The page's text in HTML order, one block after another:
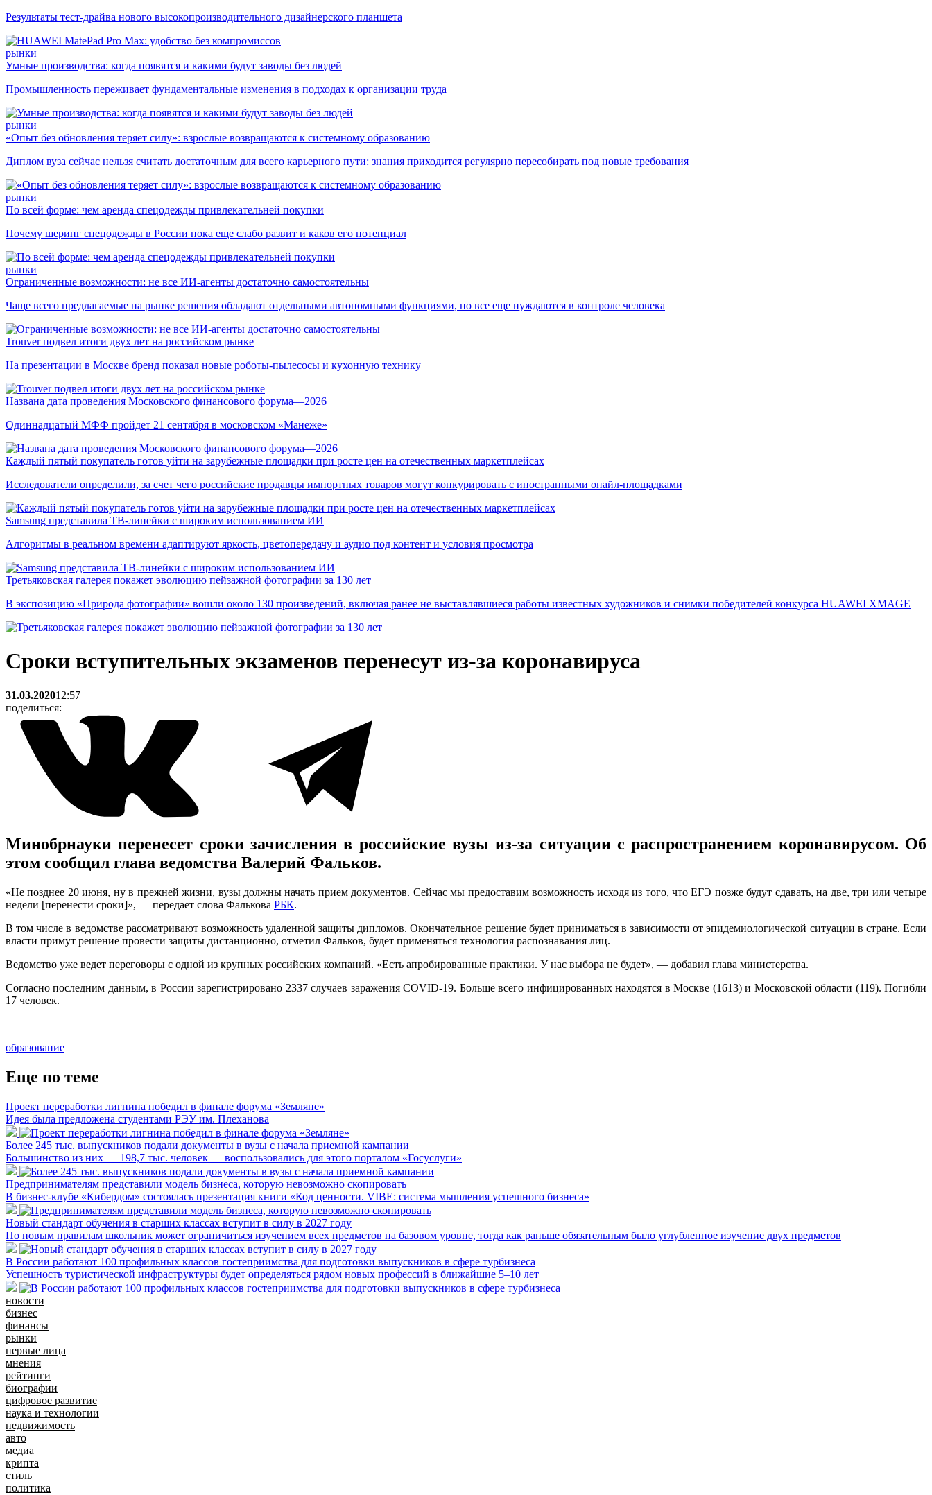
Результаты тест-драйва нового высокопроизводительного дизайнерского планшета
рынки
Умные производства: когда появятся и какими будут заводы без людей
Промышленность переживает фундаментальные изменения в подходах к организации труда
рынки
«Опыт без обновления теряет силу»: взрослые возвращаются к системному образованию
Диплом вуза сейчас нельзя считать достаточным для всего карьерного пути: знания приходится регулярно пересобирать под новые требования
рынки
По всей форме: чем аренда спецодежды привлекательней покупки
Почему шеринг спецодежды в России пока еще слабо развит и каков его потенциал
рынки
Ограниченные возможности: не все ИИ-агенты достаточно самостоятельны
Чаще всего предлагаемые на рынке решения обладают отдельными автономными функциями, но все еще нуждаются в контроле человека
Trouver подвел итоги двух лет на российском рынке
На презентации в Москве бренд показал новые роботы-пылесосы и кухонную технику
Названа дата проведения Московского финансового форума—2026
Одиннадцатый МФФ пройдет 21 сентября в московском «Манеже»
Каждый пятый покупатель готов уйти на зарубежные площадки при росте цен на отечественных маркетплейсах
Исследователи определили, за счет чего российские продавцы импортных товаров могут конкурировать с иностранными онайл-площадками
Samsung представила ТВ-линейки с широким использованием ИИ
Алгоритмы в реальном времени адаптируют яркость, цветопередачу и аудио под контент и условия просмотра
Третьяковская галерея покажет эволюцию пейзажной фотографии за 130 лет
В экспозицию «Природа фотографии» вошли около 130 произведений, включая ранее не выставлявшиеся работы известных художников и снимки победителей конкурса HUAWEI XMAGE
Сроки вступительных экзаменов перенесут из-за коронавируса
31.03.202012:57
поделиться:
Минобрнауки перенесет сроки зачисления в российские вузы из-за ситуации с распространением коронавирусом. Об
этом сообщил глава ведомства Валерий Фальков.
«Не позднее 20 июня, ну в прежней жизни, вузы должны начать прием документов. Сейчас мы предоставим возможность исходя из того, что ЕГЭ позже будут сдавать, на две, три или четыре
недели [перенести сроки]», — передает слова Фалькова РБК.
В том числе в ведомстве рассматривают возможность удаленной защиты дипломов. Окончательное решение будет приниматься в зависимости от эпидемиологической ситуации в стране. Если
власти примут решение провести защиты дистанционно, отметил Фальков, будет применяться технология распознавания лиц.
Ведомство уже ведет переговоры с одной из крупных российских компаний. «Есть апробированные практики. У нас выбора не будет», — добавил глава министерства.
Согласно последним данным, в России зарегистрировано 2337 случаев заражения COVID-19. Больше всего инфицированных находятся в Москве (1613) и Московской области (119). Погибли
17 человек.
образование
Еще по теме
Проект переработки лигнина победил в финале форума «Земляне»
Идея была предложена студентами РЭУ им. Плеханова
Более 245 тыс. выпускников подали документы в вузы с начала приемной кампании
Большинство из них — 198,7 тыс. человек — воспользовались для этого порталом «Госуслуги»
Предпринимателям представили модель бизнеса, которую невозможно скопировать
В бизнес-клубе «Кибердом» состоялась презентация книги «Код ценности. VIBE: система мышления успешного бизнеса»
Новый стандарт обучения в старших классах вступит в силу в 2027 году
По новым правилам школьник может ограничиться изучением всех предметов на базовом уровне, тогда как раньше обязательным было углубленное изучение двух предметов
В России работают 100 профильных классов гостеприимства для подготовки выпускников в сфере турбизнеса
Успешность туристической инфраструктуры будет определяться рядом новых профессий в ближайшие 5–10 лет
новости
бизнес
финансы
рынки
первые лица
мнения
рейтинги
биографии
цифровое развитие
наука и технологии
недвижимость
авто
медиа
крипта
стиль
политика